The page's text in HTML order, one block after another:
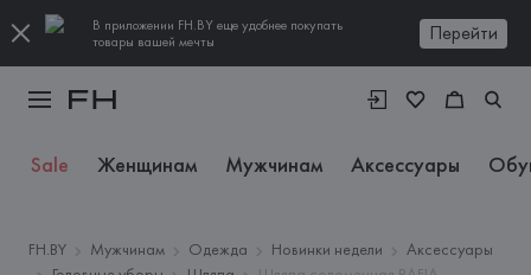
В приложении FH.BY еще удобнее покупать
товары вашей мечты
Перейти
Sale Женщинам Мужчинам Аксессуары
FH.BY Мужчинам Одежда Новинки недели
Аксессуары